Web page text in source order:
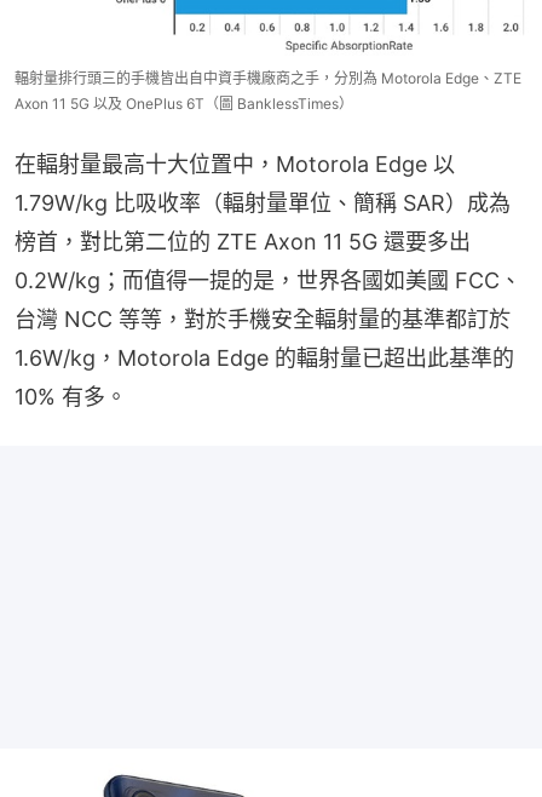
輻射量排行頭三的手機皆出自中資手機廠商之手，分別為 Motorola Edge、ZTE
Axon 11 5G 以及 OnePlus 6T（圖 BanklessTimes）
在輻射量最高十大位置中，Motorola Edge 以
1.79W/kg 比吸收率（輻射量單位、簡稱 SAR）成為
榜首，對比第二位的 ZTE Axon 11 5G 還要多出
0.2W/kg；而值得一提的是，世界各國如美國 FCC、
台灣 NCC 等等，對於手機安全輻射量的基準都訂於
1.6W/kg，Motorola Edge 的輻射量已超出此基準的
10% 有多。